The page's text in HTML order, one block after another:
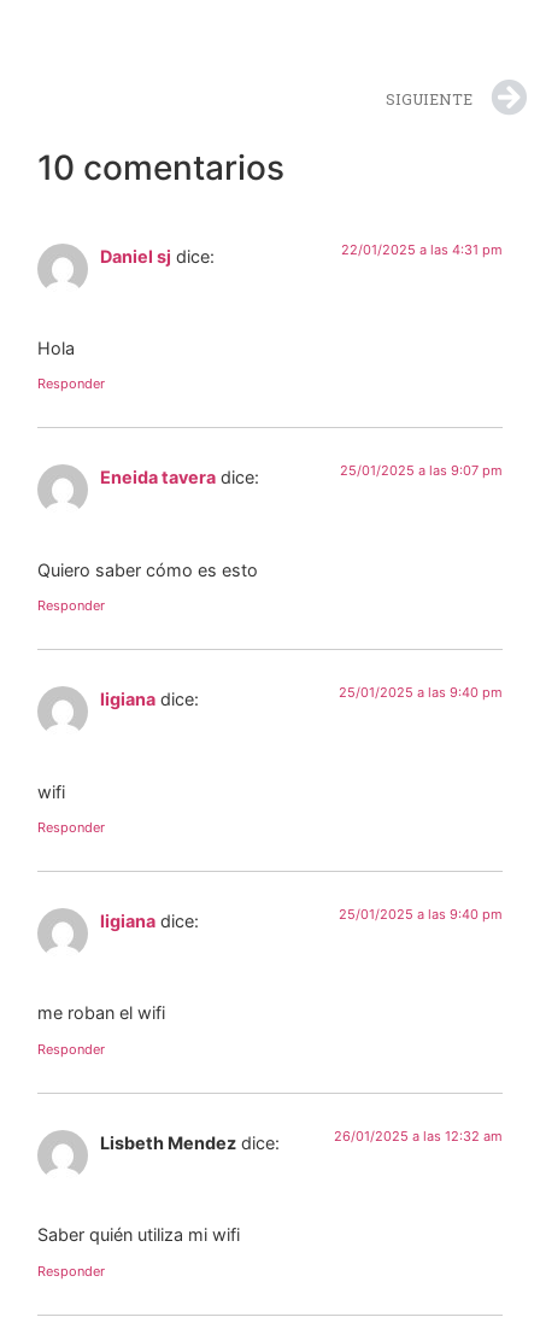
SIGUIENTE
10 comentarios
Daniel sj dice: 22/01/2025 a las 4:31 pm
Hola
Responder
Eneida tavera dice: 25/01/2025 a las 9:07 pm
Quiero saber cómo es esto
Responder
ligiana dice: 25/01/2025 a las 9:40 pm
wifi
Responder
ligiana dice: 25/01/2025 a las 9:40 pm
me roban el wifi
Responder
Lisbeth Mendez dice: 26/01/2025 a las 12:32 am
Saber quién utiliza mi wifi
Responder